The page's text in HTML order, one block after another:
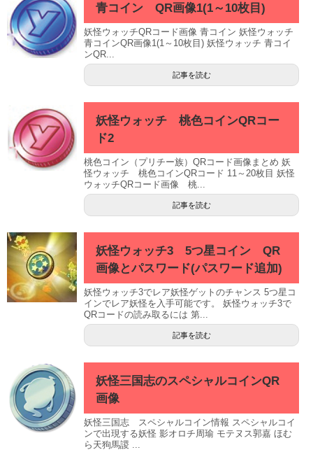
青コイン QR画像1(1～10枚目)
妖怪ウォッチQRコード画像 青コイン 妖怪ウォッチ
青コインQR画像1(1～10枚目) 妖怪ウォッチ 青コイ
ンQR...
記事を読む
妖怪ウォッチ 桃色コインQRコー
ド2
桃色コイン（プリチー族）QRコード画像まとめ 妖
怪ウォッチ 桃色コインQRコード 11～20枚目 妖怪
ウォッチQRコード画像 桃...
記事を読む
妖怪ウォッチ3 5つ星コイン QR
画像とパスワード(パスワード追加)
妖怪ウォッチ3でレア妖怪ゲットのチャンス 5つ星コ
インでレア妖怪を入手可能です。 妖怪ウォッチ3で
QRコードの読み取るには 第...
記事を読む
妖怪三国志のスペシャルコインQR
画像
妖怪三国志 スペシャルコイン情報 スペシャルコイ
ンで出現する妖怪 影オロチ周瑜 モテヌス郭嘉 ほむ
ら天狗馬謖 ...